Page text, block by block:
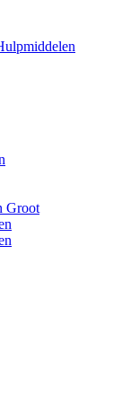
Groot